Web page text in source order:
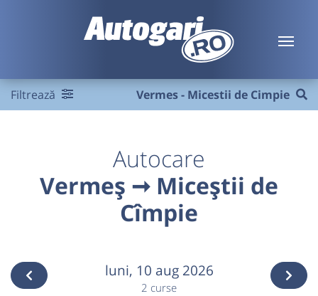
Filtrează Vermes - Micestii de Cimpie
Autocare
Vermeș ➞ Miceștii de
Cîmpie
luni, 10 aug 2026
2 curse